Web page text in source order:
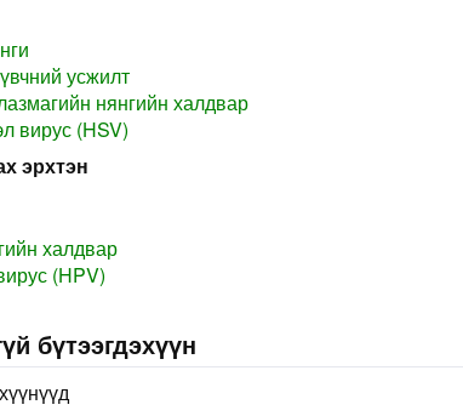
усжилт
нянгийн халдвар
вирус (HSV)
эрхтэн
халдвар
(HPV)
бүтээгдэхүүн